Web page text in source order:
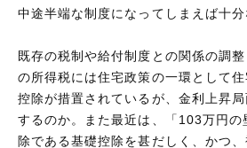
中途半端な制度になってしまえば十分
既存の税制や給付制度との関係の調
の所得税には住宅政策の一環として
控除が措置されているが、金利上昇
するのか。また最近は、「103万円の
除である基礎控除を甚だしく、かつ